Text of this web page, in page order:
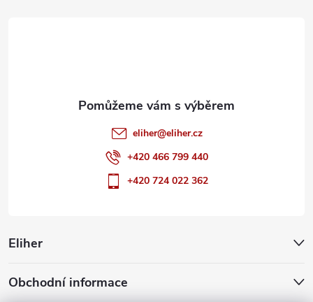
Eliher
Obchodní informace
eliher@eliher.cz
+420 466 799 440
+420 724 022 362